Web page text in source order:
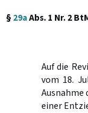
§29aAbs. 1 Nr. 2
Auf die
vom 18.
Ausnahme
einer